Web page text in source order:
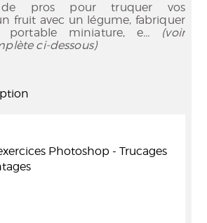
pros pour truquer vos
fruit avec un légume, fabriquer
portable miniature, e... (voir
ci-dessous)
Photoshop - Trucages